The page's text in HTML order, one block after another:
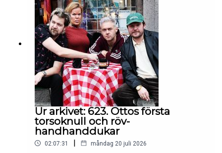
Ur arkivet: 623. Ottos första
torsoknull och röv-
handhanddukar
02:07:31 | måndag 20 juli 2026